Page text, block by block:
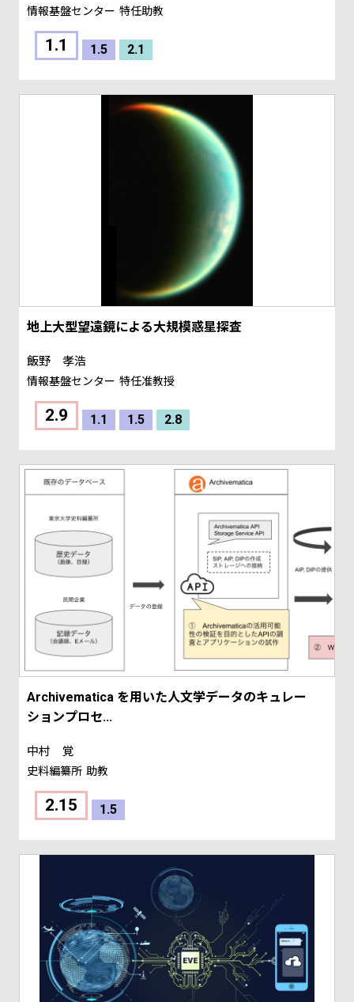
情報基盤センター 特任助教
1.1 1.5 2.1
地上大型望遠鏡による大規模惑星探査
飯野 孝浩
情報基盤センター 特任准教授
2.9 1.1 1.5 2.8
Archivematica を用いた人文学データのキュレー
ションプロセ...
中村 覚
史料編纂所 助教
2.15 1.5